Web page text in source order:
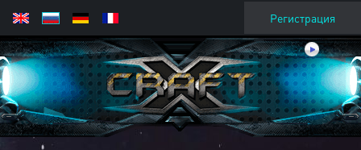
Регистрация